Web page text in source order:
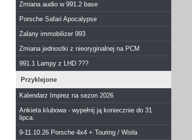
Zmiana audio w 991.2 base
Porsche Safari Apocalypse
Zalany immobilizer 993
Zmiana jednostki z nieoryginalnej na PCM
991.1 Lampy z LHD ???
Przyklejone
Kalendarz Imprez na sezon 2026
Ankieta klubowa - wypełnij ją koniecznie do 31
lipca.
9-11.10.26 Porsche 4x4 + Touring / Wisła